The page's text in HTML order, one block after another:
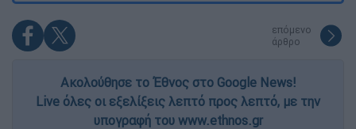
επόμενο
άρθρο
Ακολούθησε το Έθνος στο Google News!
Live όλες οι εξελίξεις λεπτό προς λεπτό, με την
υπογραφή του www.ethnos.gr